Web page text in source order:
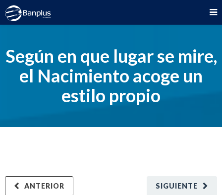
Según en que lugar se mire,
el Nacimiento acoge un
estilo propio
SIGUIENTE
ANTERIOR